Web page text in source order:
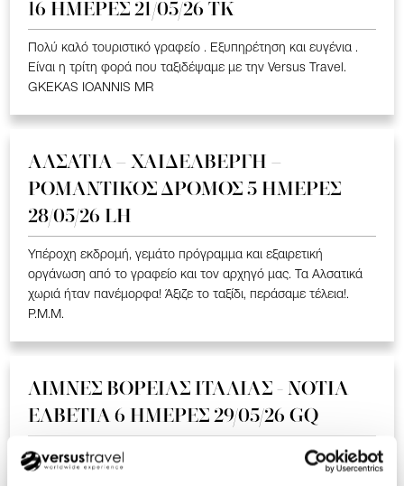
16 ΗΜΕΡΕΣ 21/05/26 TK
Πολύ καλό τουριστικό γραφείο . Εξυπηρέτηση και ευγένια .
Είναι η τρίτη φορά που ταξιδέψαμε με την Versus Travel.
GKEKAS IOANNIS MR
ΑΛΣΑΤΙΑ – ΧΑΙΔΕΛΒΕΡΓΗ –
ΡΟΜΑΝΤΙΚΟΣ ΔΡΟΜΟΣ 5 ΗΜΕΡΕΣ
28/05/26 LH
Υπέροχη εκδρομή, γεμάτο πρόγραμμα και εξαιρετική
οργάνωση από το γραφείο και τον αρχηγό μας. Τα Αλσατικά
χωριά ήταν πανέμορφα! Άξιζε το ταξίδι, περάσαμε τέλεια!.
P.M.M.
ΛΙΜΝΕΣ ΒΟΡΕΙΑΣ ΙΤΑΛΙΑΣ - ΝΟΤΙΑ
ΕΛΒΕΤΙΑ 6 ΗΜΕΡΕΣ 29/05/26 GQ
Ειναι η δευτερη συνεχομενη χρονια που ταξιδευουμε μαζι
σας και ημαστε πολυ ευχαριστημενοι απο την εμπειρια!!!.